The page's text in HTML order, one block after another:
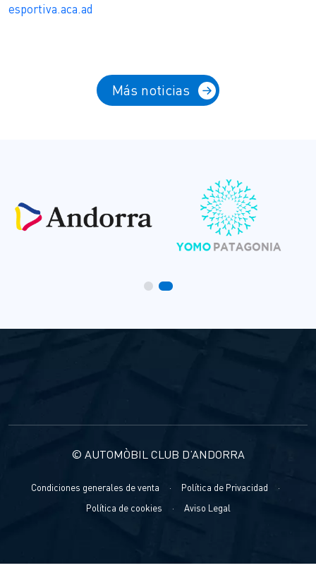
esportiva.aca.ad
Más noticias
© AUTOMÒBIL CLUB D’ANDORRA
Condiciones generales de venta · Política de Privacidad
·
Política de cookies
· Aviso Legal